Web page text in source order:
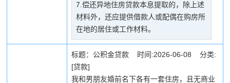
7.偿还异地住房贷款本息提取的，除上述
材料外，还应提供借款人或配偶在购房所
在地的居住或工作材料。
标题：公积金贷款 时间:2026-06-08 分类:
[贷款]
我和男朋友婚前名下各有一套住房，且无商业